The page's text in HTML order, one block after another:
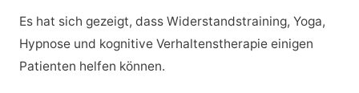
Es hat sich gezeigt, dass Widerstandstraining, Yoga,
Hypnose und kognitive Verhaltenstherapie einigen
Patienten helfen können.